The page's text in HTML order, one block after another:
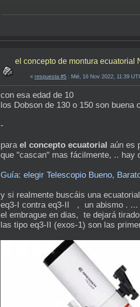
el concepto de montura ecuatorial
« respuesta #5 : Mié, 16 Nov 2022, 11:39
con esa edad de 10
los Dobson de 130 o 150 son buena
-
para el concepto ecuatorial aún es
que "cascan" mas fácilmente, .. hay
Guía: elegir Telescopio Bueno,
y si realmente buscáis una
eq3-I contra eq3-II , un abismo . ...
el embrague en dias, te dejará
las tipo eq3-II (exos-1) son las